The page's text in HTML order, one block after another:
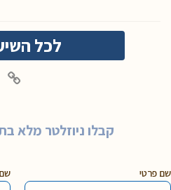
לכל
קבלו ניוזלטר מלא
שם פרטי